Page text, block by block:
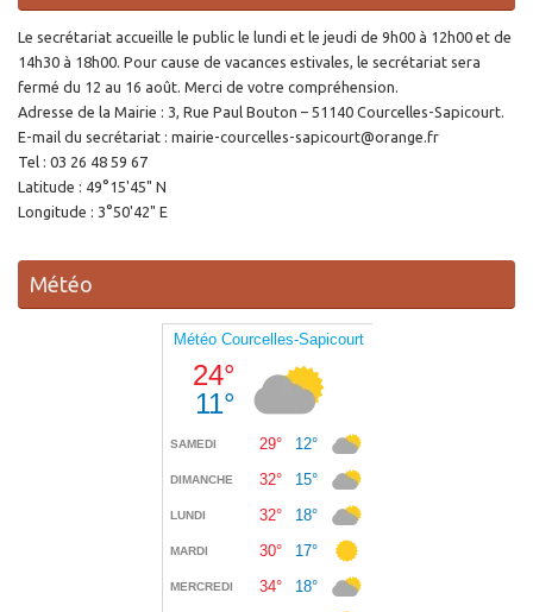
Le secrétariat accueille le public le lundi et le jeudi de 9h00 à 12h00 et de
14h30 à 18h00. Pour cause de vacances estivales, le secrétariat sera
fermé du 12 au 16 août. Merci de votre compréhension.
Adresse de la Mairie : 3, Rue Paul Bouton – 51140 Courcelles-Sapicourt.
E-mail du secrétariat : mairie-courcelles-sapicourt@orange.fr
Tel : 03 26 48 59 67
Latitude : 49°15'45" N
Longitude : 3°50'42" E
Météo